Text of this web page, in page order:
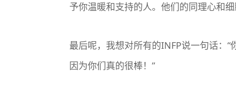
予你温暖和支持的人。他们的同理心和
最后呢，我想对所有的INFP说一句话：
因为你们真的很棒！”